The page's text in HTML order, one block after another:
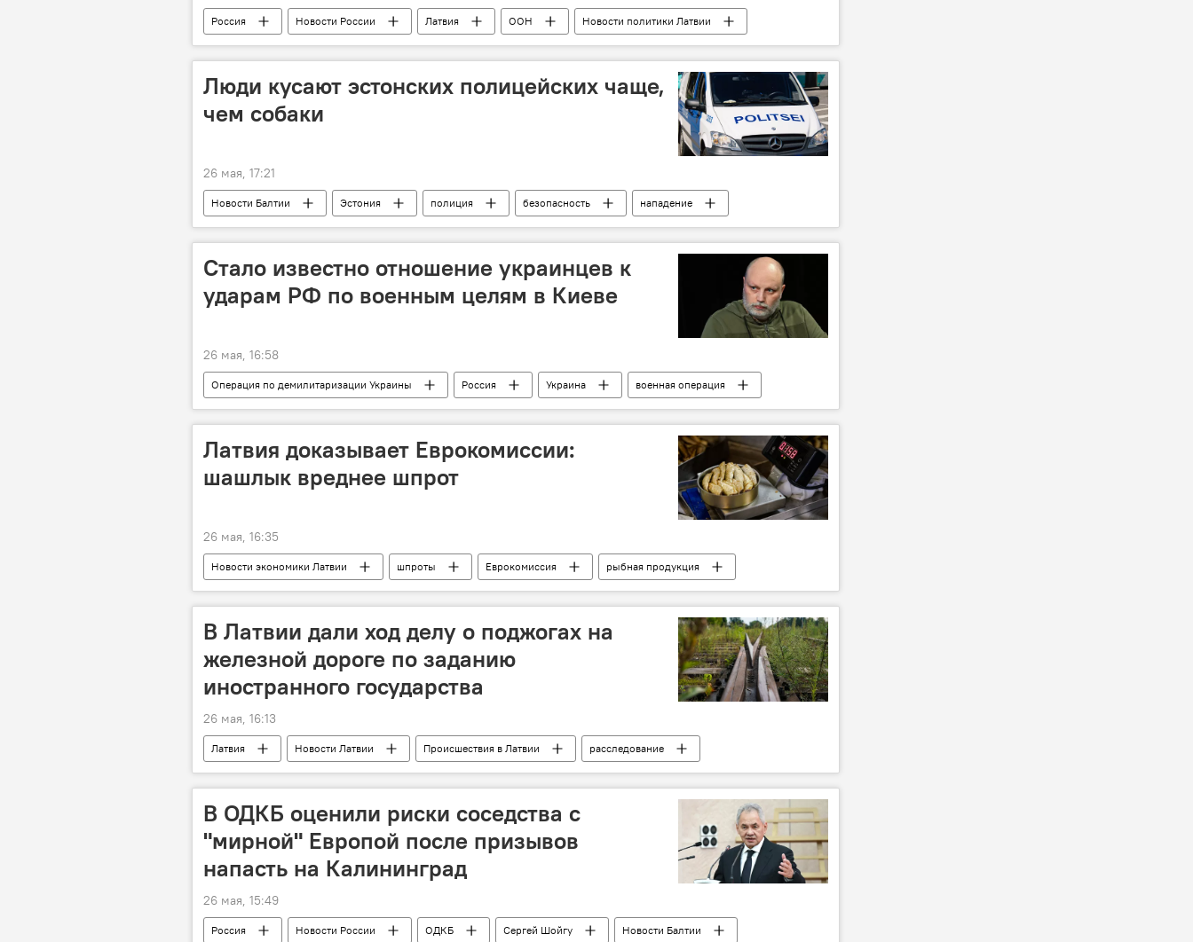
Россия Новости России Латвия ООН
Новости политики Латвии
Санита Павлюта-Десландес
Мария Захарова
МИД РФ
Люди кусают эстонских полицейских чаще,
чем собаки
26 мая, 17:21
Новости Балтии Эстония полиция безопасность нападение
Стало известно отношение украинцев к
ударам РФ по военным целям в Киеве
26 мая, 16:58
Операция по демилитаризации Украины Россия Украина
военная операция
ракетный удар
безопасность Владимир Рогов
Латвия доказывает Еврокомиссии:
шашлык вреднее шпрот
26 мая, 16:35
Новости экономики Латвии шпроты Еврокомиссия рыбная продукция
В Латвии дали ход делу о поджогах на
железной дороге по заданию
иностранного государства
26 мая, 16:13
Латвия Новости Латвии Происшествия в Латвии
расследование
Служба государственной безопасности
железная дорога
В ОДКБ оценили риски соседства с
"мирной" Европой после призывов
напасть на Калининград
26 мая, 15:49
Россия Новости России ОДКБ Сергей Шойгу
Новости Балтии